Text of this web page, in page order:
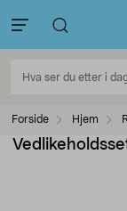
Forside Hjem